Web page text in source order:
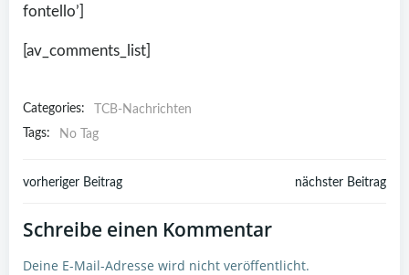
fontello’]
[av_comments_list]
Categories:
TCB-Nachrichten
Tags:
No Tag
Post
navigation
vorheriger Beitrag
navigation
nächster Beitrag
Schreibe einen Kommentar
Deine E-Mail-Adresse wird nicht veröffentlicht.